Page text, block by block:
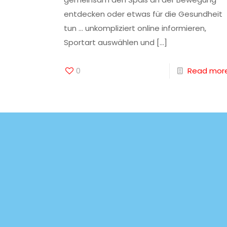
entdecken oder etwas für die Gesundheit
tun … unkompliziert online informieren,
Sportart auswählen und […]
0 Read